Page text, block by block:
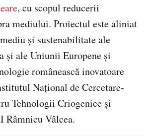
, cu scopul reducerii
mediului. Proiectul este aliniat
și sustenabilitate ale
și ale Uniunii Europene și
românească inovatoare
Național de Cercetare-
Tehnologii Criogenice și
Râmnicu Vâlcea.